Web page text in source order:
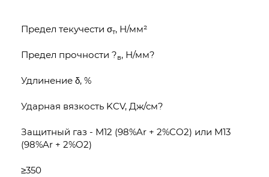
Предел текучести σт, Н/мм²
Предел прочности ?в, Н/мм?
Удлинение δ, %
Ударная вязкость KCV, Дж/см?
Защитный газ - M12 (98%Ar + 2%CO2) или M13
(98%Ar + 2%O2)
≥350